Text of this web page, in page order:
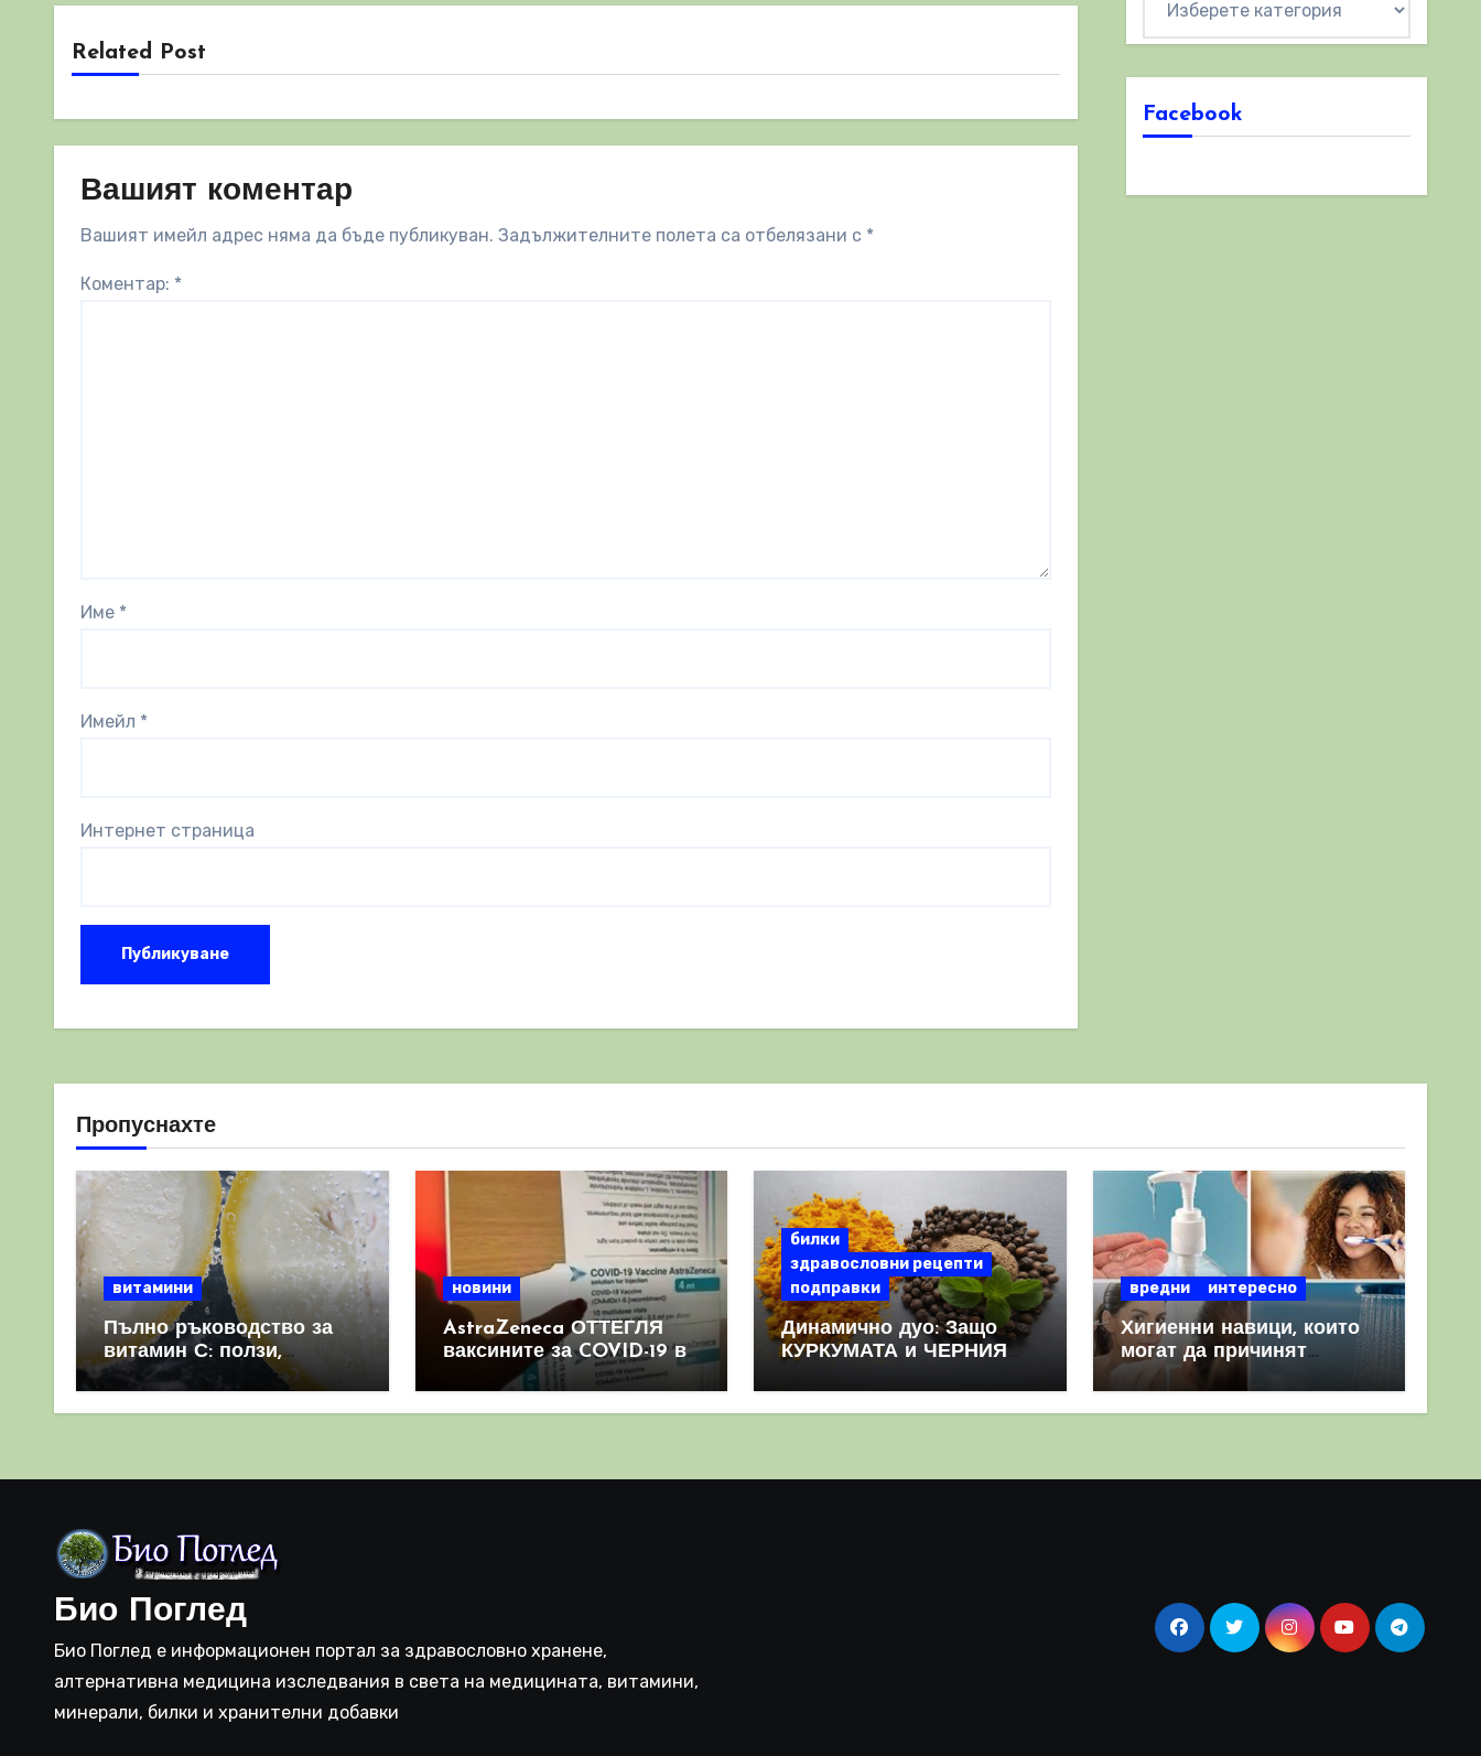
Related Post
Вашият коментар
Вашият имейл адрес няма да бъде публикуван. Задължителните полета са отбелязани с *
Коментар: *
Име *
Имейл *
Интернет страница
Facebook
Пропуснахте
витамини
Пълно ръководство за
витамин С: ползи,
източници и защо е
важен за имунната
новини
AstraZeneca ОТТЕГЛЯ
ваксините за COVID-19 в
световен мащаб, след
като призна, че те
билки
здравословни рецепти
подправки
Динамично дуо: Защо
КУРКУМАТА и ЧЕРНИЯ
комбинация
вредни интересно
Хигиенни навици, които
могат да причинят
повече вреда, отколкото
полза
Био Поглед
Био Поглед е информационен портал за здравословно хранене,
алтернативна медицина изследвания в света на медицината, витамини,
минерали, билки и хранителни добавки